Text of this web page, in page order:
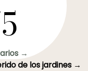
→
de los jardines →